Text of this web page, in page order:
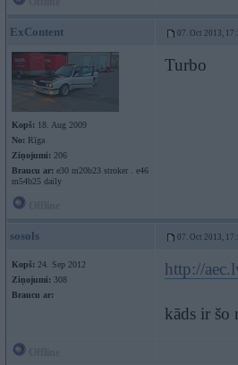
ExContent 07. Oct 2013,
Kopš: 18. Aug 2009
No: Rīga
Ziņojumi: 206
Braucu ar: e30 m20b23 stroker . e46
m54b25 daily
Turbo
sosols 07. Oct 2013,
Kopš: 24. Sep 2012
Ziņojumi: 308
Braucu ar:
http://
kāds ir šo